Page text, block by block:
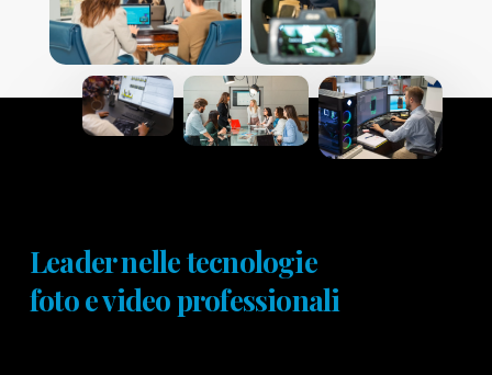
Leader nelle tecnologie
foto e video professionali